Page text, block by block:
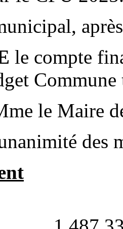
le compte
Commune
le Maire
des